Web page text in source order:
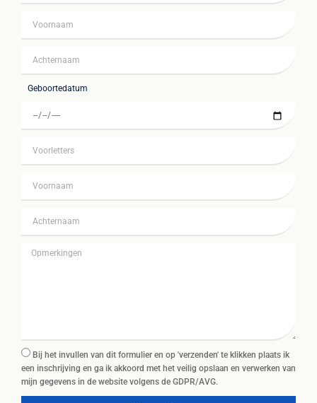
Geboortedatum
Bij het invullen van dit formulier en op 'verzenden' te klikken plaats ik
een inschrijving en ga ik akkoord met het veilig opslaan en verwerken van
mijn gegevens in de website volgens de GDPR/AVG.